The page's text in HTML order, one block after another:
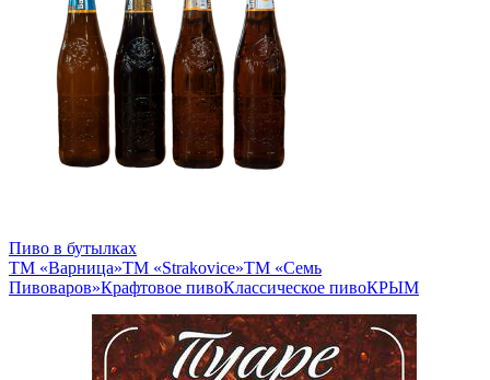
Пиво в бутылках
ТМ «Варница»ТМ «Strakovice»ТМ «Семь
Пивоваров»Крафтовое пивоКлассическое пивоКРЫМ